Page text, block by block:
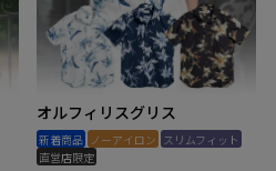
オルフィリスグリス
新着商品 ノーアイロン スリムフィット
直営店限定